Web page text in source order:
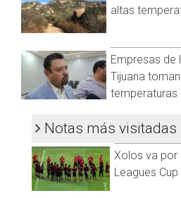
de guardia y un salón audiovisual.
canchas para que los
deporte, además de los
estaciones.
Algunas máquinas ya se
atender reportes.
Pedro Perfecto señala que lo
esta construcción es que tiene
distintas zonas.
altas
Empresas de
Tijuana
temperaturas
Notas más visitadas
Xolos va por
Leagues Cup